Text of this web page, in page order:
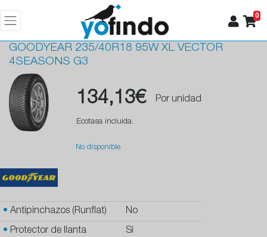
0
GOODYEAR 235/40R18 95W XL VECTOR
4SEASONS G3
134,13€ Por unidad
Ecotasa incluida.
No disponible
• Antipinchazos (Runflat) No
• Protector de llanta Si